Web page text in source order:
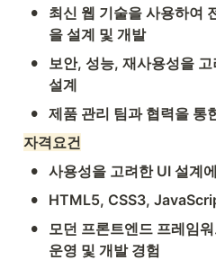
•
최신 웹 기술을 사용하여
을 설계 및 개발
•
보안, 성능, 재사용성을
설계
• 제품 관리 팀과 협력을 통
자격요건
• 사용성을 고려한 UI 설계
• HTML5, CSS3,
•
모던 프론트엔드 프레임
운영 및 개발 경험